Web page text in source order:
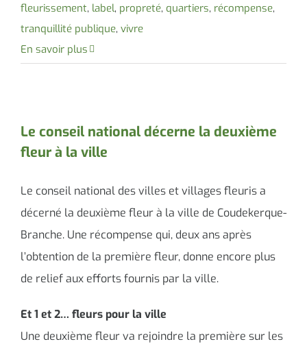
fleurissement, label, propreté, quartiers, récompense,
tranquillité publique, vivre
En savoir plus
Le conseil national décerne la deuxième
fleur à la ville
Le conseil national des villes et villages fleuris a
décerné la deuxième fleur à la ville de Coudekerque-
Branche. Une récompense qui, deux ans après
l’obtention de la première fleur, donne encore plus
de relief aux efforts fournis par la ville.
Et 1 et 2… fleurs pour la ville
Une deuxième fleur va rejoindre la première sur les